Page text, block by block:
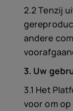
2.2 Tenzij
andere
3. Uw
3.1 Het
voor om